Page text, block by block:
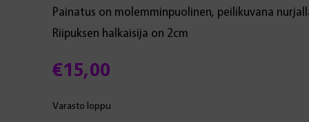
€15,00
Painatus on molemminpuolinen, peilikuvana
Riipuksen halkaisija on 2cm
Varasto loppu